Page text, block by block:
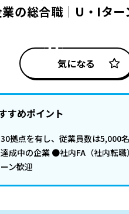
の総合職｜U・Iター
気になる
すめポイント
拠点を有し、従業員数は5,000
成中の企業 ●社内FA（社内転職
ン歓迎